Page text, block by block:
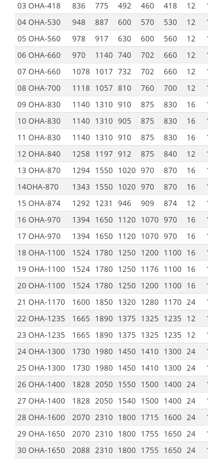
03 ОНА-418
836 775 492 460 418 12 12
04 ОНА-530
948 887 600 570 530 12 12
05 ОНА-560
978 917 630 600 560 12 14
06 ОНА-660
970 1140 740 702 660 12 14
07 ОНА-660
1078 1017 732 702 660 12 12
08 ОНА-700
1118 1057 810 760 700 12 14
09 ОНА-830
1140 1310 910 875 830 16 14
10 ОНА-830
1140 1310 905 875 830 16 14
11 ОНА-830
1140 1310 910 875 830 16 14
12 ОНА-840
1258 1197 912 875 840 12 14
13 ОНА-870
1294 1550 1020 970 870 16 19
14ОНА-870
1343 1550 1020 970 870 16 19
15 ОНА-874
1292 1231 946 909 874 12 12
16 ОНА-970
1394 1650 1120 1070 970 16 19
17 ОНА-970
1394 1650 1120 1070 970 16 19
18 ОНА-1100
1524 1780 1250 1200 1100 16 19
19 ОНА-1100
1524 1780 1250 1176 1100 16 14
20 ОНА-1100
1524 1780 1250 1200 1100 16 19
21 ОНА-1170
1600 1850 1320 1280 1170 24 19
22 ОНА-1235
1665 1890 1375 1325 1235 12 19
23 ОНА-1235
1665 1890 1375 1325 1235 12 19
24 ОНА-1300
1730 1980 1450 1410 1300 24 19
25 ОНА-1300
1730 1980 1450 1410 1300 24 19
26 ОНА-1400
1828 2050 1550 1500 1400 24 19
27 ОНА-1400
1828 2050 1540 1500 1400 24 19
28 ОНА-1600
2070 2310 1800 1715 1600 24 19
29 ОНА-1650
2070 2310 1800 1755 1650 24 19
30 ОНА-1650
2088 2310 1800 1755 1650 24 19